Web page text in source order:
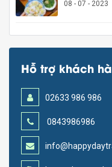
08 - 07 - 2023
Hỗ trợ khách
02633 986 986
0843986986